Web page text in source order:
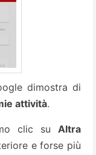
dimostra di
attività.
clic su Altra
e forse più